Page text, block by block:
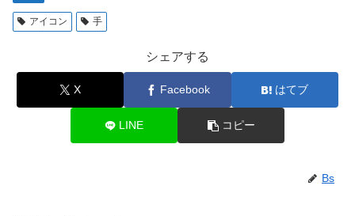
アイコン 手
シェアする
X Facebook はてブ
LINE コピー
Bs